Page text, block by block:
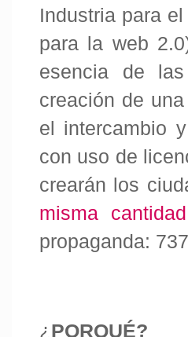
Industria para
para la web
esencia de
creación de
el intercambio
con uso de
crearán los
misma cantidad
propaganda:
¿ PORQUÉ?